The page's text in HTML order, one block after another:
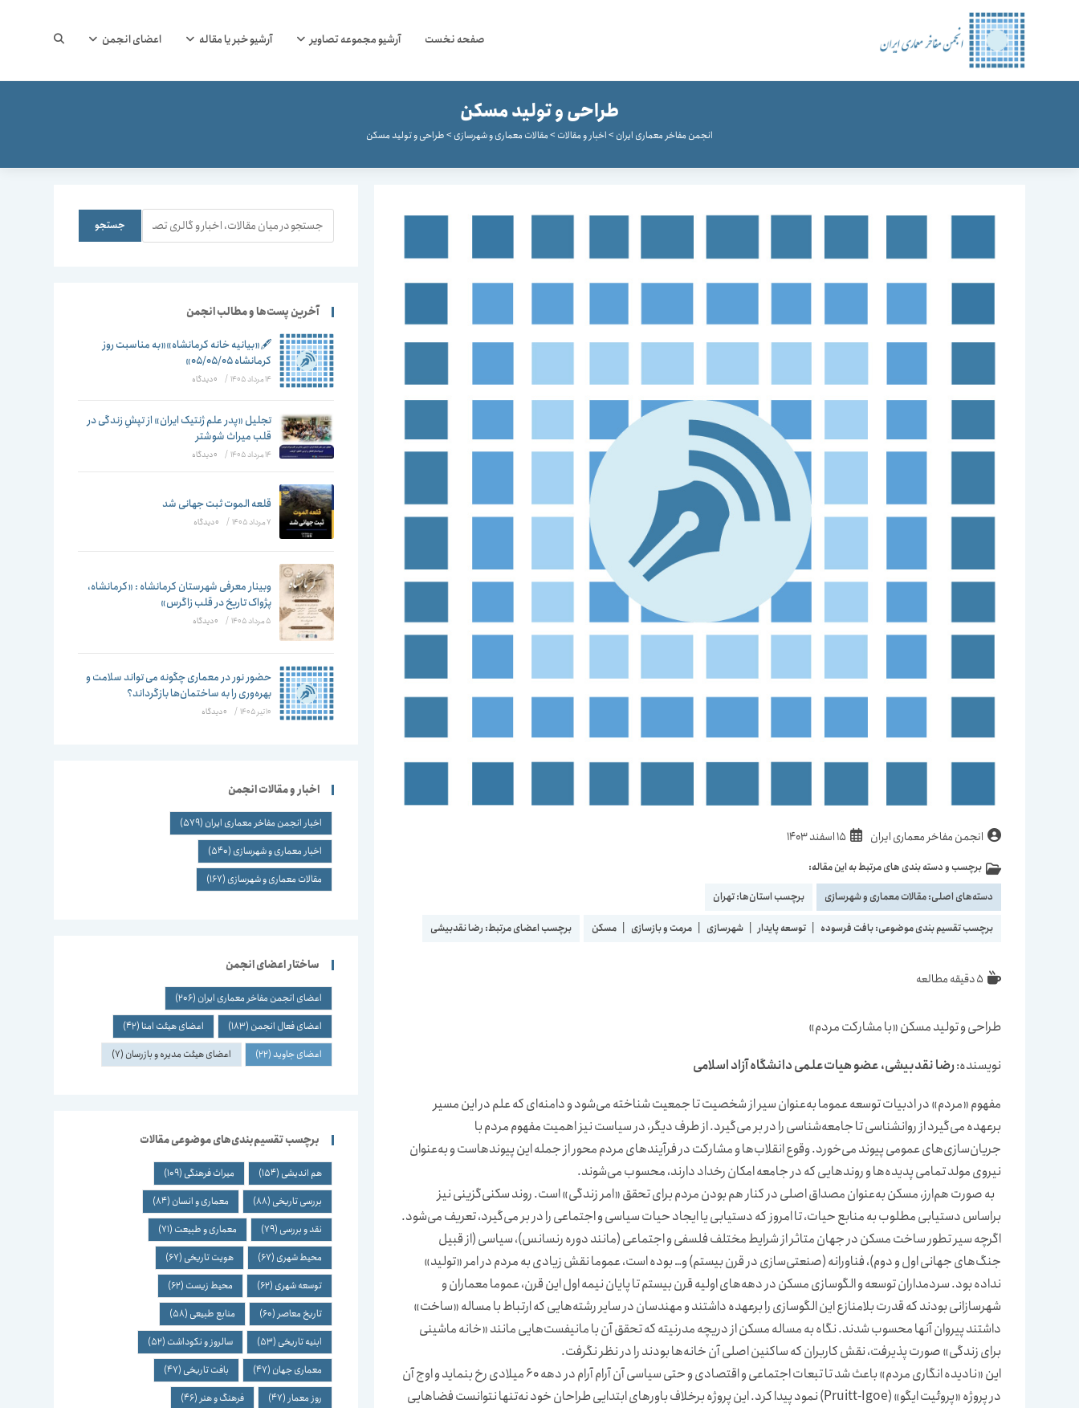
صفحه نخست آرشیو مجموعه تصاویر آرشیو خبر یا مقاله اعضای انجمن جستجوی
طراحی و تولید مسکن
انجمن مفاخر معماری ایران >اخبار و مقالات >مقالات معماری و شهرسازی >طراحی و تولید مسکن
نویسندهٔانجمن مفاخر معماری ایران نوشته
شده
است:
15 اسفند 1403
دسته‌
نوشته:
برچسب و دسته بندی های مرتبط به این مقاله:
دسته‌های اصلی:مقالات معماری و شهرسازی برچسب استان‌ها:تهران
برچسب تقسیم بندی موضوعی:بافت فرسوده توسعه پایدار شهرسازی مرمت و بازسازی مسکن برچسب اعضای مرتبط: رضا نقدبیشی
زمان5 دقیقه مطالعه
طراحی و تولید مسکن «با مشارکت مردم»
نویسنده:رضا نقدبیشی، عضو هیات‌علمی دانشگاه آزاد اسلامی
مفهوم «مردم» در ادبیات توسعه عموما به‌عنوان سیر از شخصیت تا جمعیت شناخته می‌شود و دامنه‌ای که علم در این مسیر
برعهده می‌گیرد از روانشناسی تا جامعه‌شناسی را در بر می‌گیرد. از طرف دیگر، در سیاست نیز اهمیت مفهوم مردم با
جریان‌سازی‌های عمومی پیوند می‌خورد. وقوع انقلاب‌ها و مشارکت در فرآیندهای مردم محور از جمله این پیوندهاست و به‌عنوان
نیروی مولد تمامی پدیده‌ها و روندهایی که در جامعه امکان رخداد دارند، محسوب می‌شوند.
به‌ صورت هم‌ارز، مسکن به‌عنوان مصداق اصلی در کنار هم بودن مردم برای تحقق «امر زندگی» است. روند سکنی‌گزینی نیز
براساس دستیابی مطلوب به منابع حیات، تا امروز که دستیابی یا ایجاد حیات سیاسی و اجتماعی را در بر می‌گیرد، تعریف می‌شود.
اگرچه سیر تطور ساخت مسکن در جهان متاثر از شرایط مختلف فلسفی و اجتماعی (مانند دوره رنسانس)، سیاسی (از قبیل
جنگ‌های جهانی اول و دوم)، فناورانه (صنعتی‌سازی در قرن بیستم) و… بوده است، عموما نقش زیادی به مردم در امر «تولید»
نداده بود. سردمداران توسعه و الگوسازی مسکن در دهه‌های اولیه قرن بیستم تا پایان نیمه اول این قرن، عموما معماران و
شهرسازانی بودند که قدرت بلامنازع این الگوسازی را برعهده داشتند و مهندسان در سایر رشته‌هایی که ارتباط با مساله «ساخت»
داشتند پیروان آنها محسوب شدند. نگاه به مساله مسکن از دریچه مدرنیته که تحقق آن با مانیفست‌هایی مانند «خانه ماشینی
برای زندگی» صورت پذیرفت، نقش کاربران که ساکنین اصلی آن خانه‌ها بودند را در نظر نگرفت.
این «نادیده انگاری مردم» باعث شد تا تبعات اجتماعی و اقتصادی و حتی سیاسی آن آرام آرام در دهه‌ 60 میلادی رخ بنماید و اوج آن
در پروژه «پروئیت ایگو» (Pruitt-Igoe) نمود پیدا کرد. این پروژه برخلاف باورهای ابتدایی طراحان خود نه‌تنها نتوانست فضاهایی
جستجو جستجو
آخرین پست‌ها و مطالب انجمن
🖋️«بیانیه خانه کرمانشاه»«به مناسبت روز
کرمانشاه ۰۵/۰۵/۰۵»
14 مرداد 1405 / ۰ دیدگاه
تجلیل «پدر علم ژنتیک ایران» از تپشِ زندگی در
قلب میراث شوشتر
14 مرداد 1405 / ۰ دیدگاه
قلعه الموت ثبت جهانی شد
7 مرداد 1405 / ۰ دیدگاه
وبینار معرفی شهرستان کرمانشاه : «کرمانشاه،
پژواک تاریخ در قلب زاگرس»
5 مرداد 1405 / ۰ دیدگاه
حضور نور در معماری چگونه می تواند سلامت و
بهره‌وری را به ساختمان‌ها بازگرداند؟
10 تیر 1405 / ۰ دیدگاه
اخبار و مقالات انجمن
اخبار انجمن مفاخر معماری ایران (579)
اخبار معماری و شهرسازی (540)
مقالات معماری و شهرسازی (167)
ساختار اعضای انجمن
اعضای انجمن مفاخر معماری ایران (206)
اعضای فعال انجمن (183) اعضای هیئت امنا(42)
اعضای جاوید(22) اعضای هیئت مدیره و بازرسان (7)
برچسب تقسیم‌بندی‌های موضوعی مقالات
هم اندیشی (154) میراث فرهنگی (109)
بررسی تاریخی (88) معماری و انسان (84)
نقد و بررسی (79) معماری و طبیعت (71)
محیط شهری (67) هویت تاریخی (67)
توسعه شهری (62) محیط زیست (62)
تاریخ معاصر (60) منابع طبیعی (58)
ابنیه تاریخی (53) سالروز و نکوداشت (52)
معماری جهان (47) بافت تاریخی (47)
روز معمار (47) فرهنگ و هنر (46)